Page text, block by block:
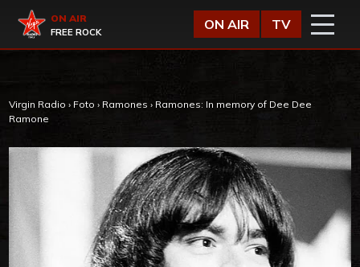
Virgin Radio
ON AIR
FREE ROCK
ON AIR TV
Virgin Radio › Foto › Ramones › Ramones: In memory of Dee Dee
Ramone